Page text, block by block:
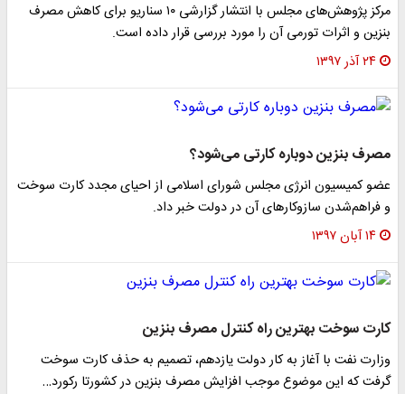
مرکز پژوهش‌های مجلس با انتشار گزارشی ۱۰ سناریو برای کاهش مصرف
بنزین و اثرات تورمی آن را مورد بررسی قرار داده است.
۲۴ آذر ۱۳۹۷
مصرف بنزین دوباره کارتی می‌شود؟
عضو کمیسیون انرژی مجلس شورای اسلامی از احیای مجدد کارت سوخت
و فراهم‌شدن سازوکار‌های آن در دولت خبر داد.
۱۴ آبان ۱۳۹۷
کارت سوخت بهترین راه کنترل مصرف بنزین
وزارت نفت با آغاز به کار دولت یازدهم، تصمیم به حذف کارت سوخت
گرفت که این موضوع موجب افزایش مصرف بنزین در کشورتا رکورد…